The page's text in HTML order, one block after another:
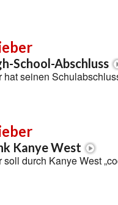
School-Abschluss
hat seinen
Kanye West
soll durch Kanye West